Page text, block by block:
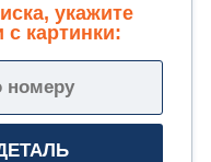
укажите
с картинки: